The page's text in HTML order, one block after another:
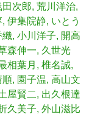
田次郎 荒川洋治
伊集院静 いとう
織 小川洋子
開高
森伸一 久世光
相葉月
椎名誠
順 園子温 高山文
屋賢二
出久根達
久美子 外山滋比